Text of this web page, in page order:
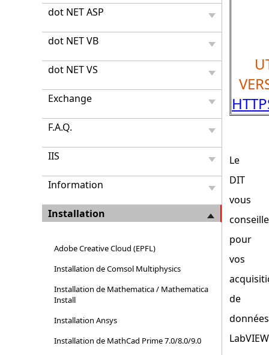
dot NET ASP
dot NET VB
dot NET VS
Exchange
F.A.Q.
IIS
Information
Installation
Adobe Creative Cloud (EPFL)
Installation de Comsol Multiphysics
Installation de Mathematica / Mathematica
Install
Installation Ansys
Installation de MathCad Prime 7.0/8.0/9.0
Le
DIT
vous
conseille
pour
vos
de